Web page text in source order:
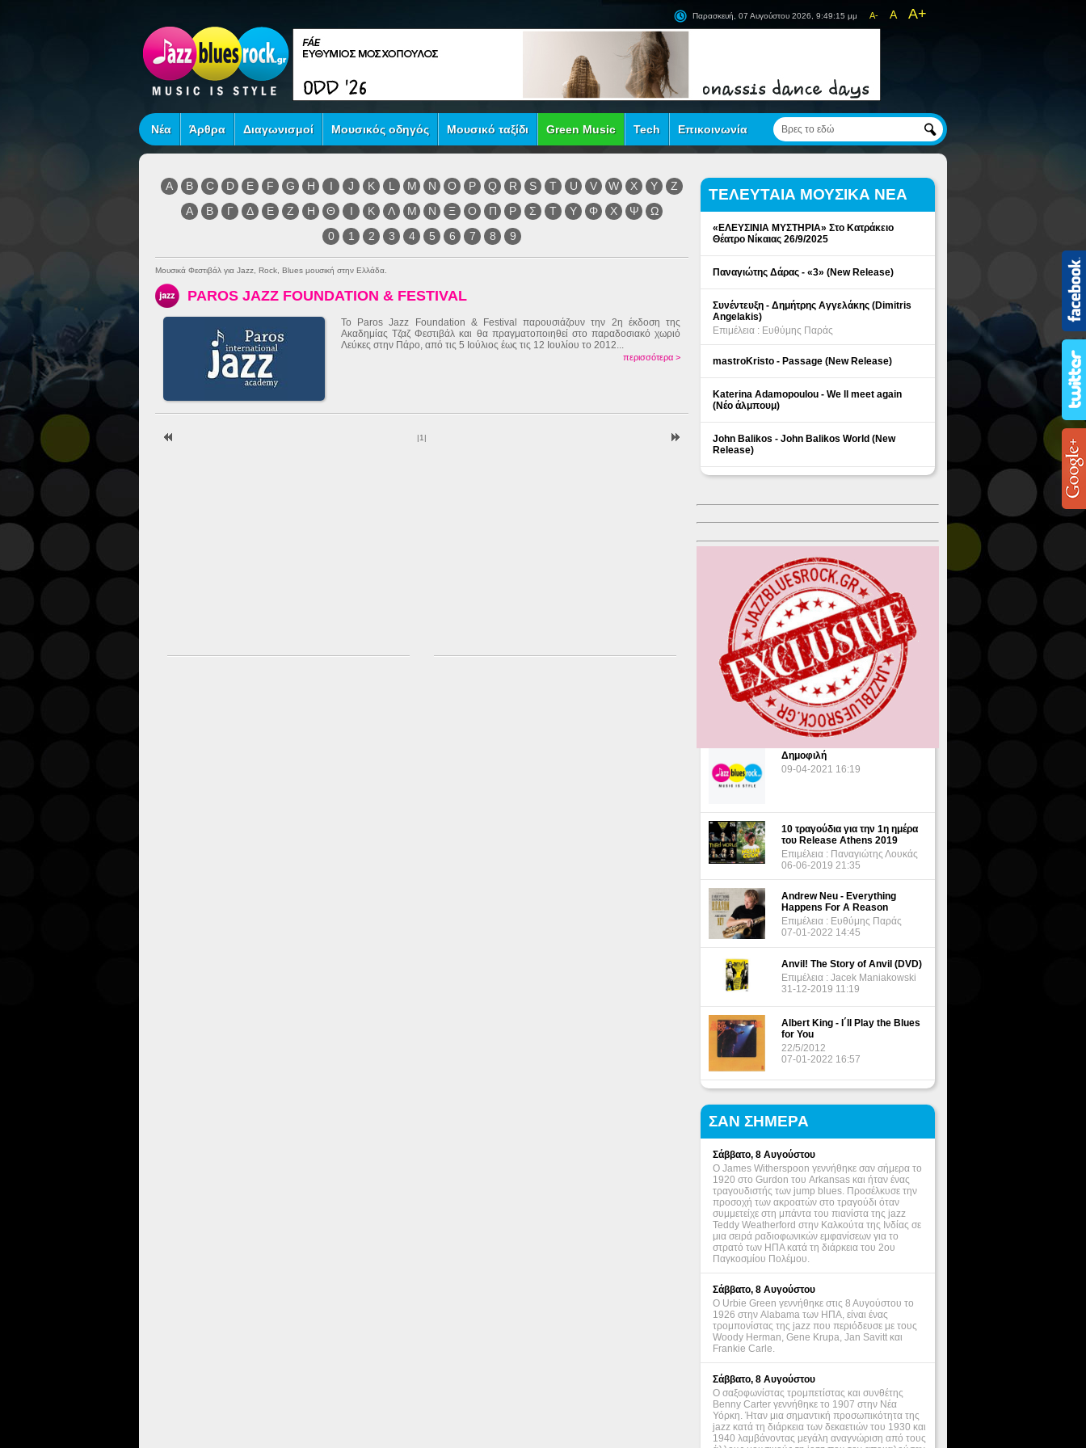
A- A A+
Παρασκευή, 07 Αυγούστου 2026, 9:49:15 μμ
Νέα Άρθρα Διαγωνισμοί Μουσικός οδηγός Μουσικό ταξίδι Green Music Tech Επικοινωνία
A B C D E F G H I J K L M N O P Q R S T U V W X Y
Z
Α
Β Γ Δ Ε Ζ Η Θ Ι Κ Λ Μ Ν Ξ Ο Π Ρ Σ Τ Υ Φ Χ Ψ
Ω
0
1 2 3 4 5 6 7 8 9
Μουσικά Φεστιβάλ για Jazz, Rock, Blues μουσική στην Ελλάδα.
PAROS JAZZ FOUNDATION & FESTIVAL
Το Paros Jazz Foundation & Festival παρουσιάζουν την 2η έκδοση της
Ακαδημίας Τζαζ Φεστιβάλ και θα πραγματοποιηθεί στο παραδοσιακό χωριό
Λεύκες στην Πάρο, από τις 5 Ιούλιος έως τις 12 Ιουλίου το 2012...
περισσότερα >
|1 |
ΤΕΛΕΥΤΑΙΑ ΜΟΥΣΙΚΑ ΝΕΑ
«ΕΛΕΥΣΙΝΙΑ ΜΥΣΤΗΡΙΑ» Στο Κατράκειο
Θέατρο Νίκαιας 26/9/2025
Παναγιώτης Δάρας - «3» (New Release)
Συνέντευξη - Δημήτρης Αγγελάκης (Dimitris
Angelakis)
Επιμέλεια : Ευθύμης Παράς
mastroKristo - Passage (New Release)
Katerina Adamopoulou - We ll meet again
(Νέο άλμπουμ)
John Balikos - John Balikos World (New
Release)
ΔΗΜΟΦΙΛΗ ΘΕΜΑΤΑ
Δημοφιλή
09-04-2021 16:19
10 τραγούδια για την 1η ημέρα
του Release Athens 2019
Επιμέλεια : Παναγιώτης Λουκάς
06-06-2019 21:35
Andrew Neu - Everything
Happens For A Reason
Επιμέλεια : Ευθύμης Παράς
07-01-2022 14:45
Anvil! The Story of Anvil (DVD)
Επιμέλεια : Jacek Maniakowski
31-12-2019 11:19
Albert King - I΄ll Play the Blues
for You
22/5/2012
07-01-2022 16:57
ΣΑΝ ΣΗΜΕΡΑ
Σάββατο, 8 Αυγούστου
Ο James Witherspoon γεννήθηκε σαν σήμερα το
1920 στο Gurdon του Arkansas και ήταν ένας
τραγουδιστής των jump blues. Προσέλκυσε την
προσοχή των ακροατών στο τραγούδι όταν
συμμετείχε στη μπάντα του πιανίστα της jazz
Teddy Weatherford στην Καλκούτα της Ινδίας σε
μια σειρά ραδιοφωνικών εμφανίσεων για το
στρατό των ΗΠΑ κατά τη διάρκεια του 2ου
Παγκοσμίου Πολέμου.
Σάββατο, 8 Αυγούστου
Ο Urbie Green γεννήθηκε στις 8 Αυγούστου το
1926 στην Alabama των ΗΠΑ, είναι ένας
τρομπονίστας της jazz που περιόδευσε με τους
Woody Herman, Gene Krupa, Jan Savitt και
Frankie Carle.
Σάββατο, 8 Αυγούστου
Ο σαξοφωνίστας τρομπετίστας και συνθέτης
Benny Carter γεννήθηκε το 1907 στην Νέα
Υόρκη. Ήταν μια σημαντική προσωπικότητα της
jazz κατά τη διάρκεια των δεκαετιών του 1930 και
1940 λαμβάνοντας μεγάλη αναγνώριση από τους